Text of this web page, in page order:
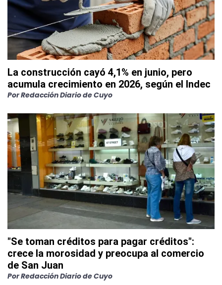
La construcción cayó 4,1% en junio, pero
acumula crecimiento en 2026, según el Indec
PorRedacción Diario de Cuyo
"Se toman créditos para pagar créditos":
crece la morosidad y preocupa al comercio
de San Juan
PorRedacción Diario de Cuyo